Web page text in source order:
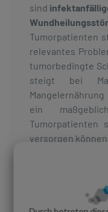
sind
Tumorpatienten
relevantes
tumorbedingte
steigt bei
ein
Tumorpatienten
versorgen
den